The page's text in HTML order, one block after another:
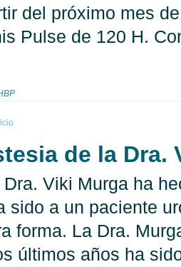
del próximo mes
Pulse de 120 H.
de la Dra.
Viki Murga ha
sido a un paciente
forma. La Dra.
últimos años ha